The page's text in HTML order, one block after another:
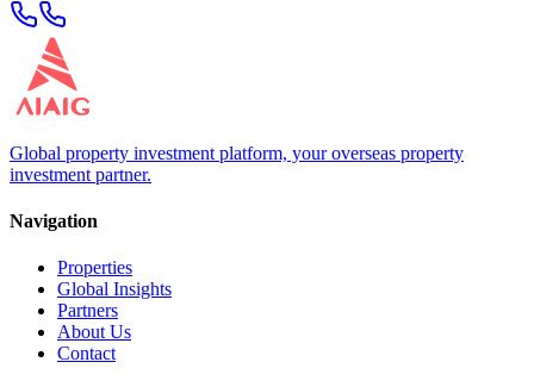
Global property investment platform, your overseas property
investment partner.
Navigation
Properties
Global Insights
Partners
About Us
Contact